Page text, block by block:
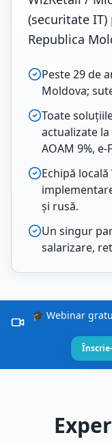
(securitate
Republica
Peste 29 de
Moldova;
Toate
actualizate la
AOAM 9%, e-
Echipă
și rusă.
Un singur
salarizare,
🎓 Webinar